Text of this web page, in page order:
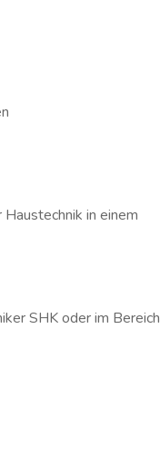
in einem
SHK oder im Bereich